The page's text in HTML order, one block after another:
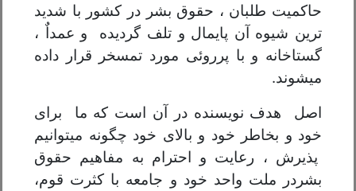
حاکمیت طلبان ، حقوق بشر در کشور با شدید
ترین شیوه آن پایمال و تلف گردیده و عمداٌ ،
گستاخانه و با پرروئی مورد تمسخر قرار داده
میشوند.
اصل هدف نویسنده در آن است که ما برای
خود و بخاطر خود و بالای خود چگونه میتوانیم
پذیرش ، رعایت و احترام به مفاهیم حقوق
بشردر ملت واحد خود و جامعه با کثرت قوم،